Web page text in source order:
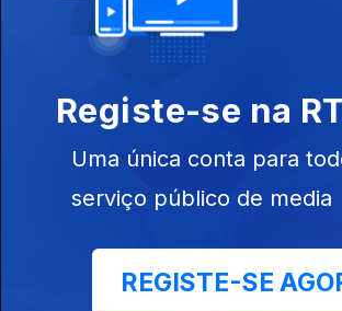
para a apresentação do livro
Presidential Administrations -
Geroge W. Bush and Barack
breve apresentação da Minist
07 jul. 2013
Ciclo "Tertúlia Diplomática":
Cabeça Calva de Deus", trilogia
Registe-se na
Uma única conta para
serviço público de media
REGISTE-SE